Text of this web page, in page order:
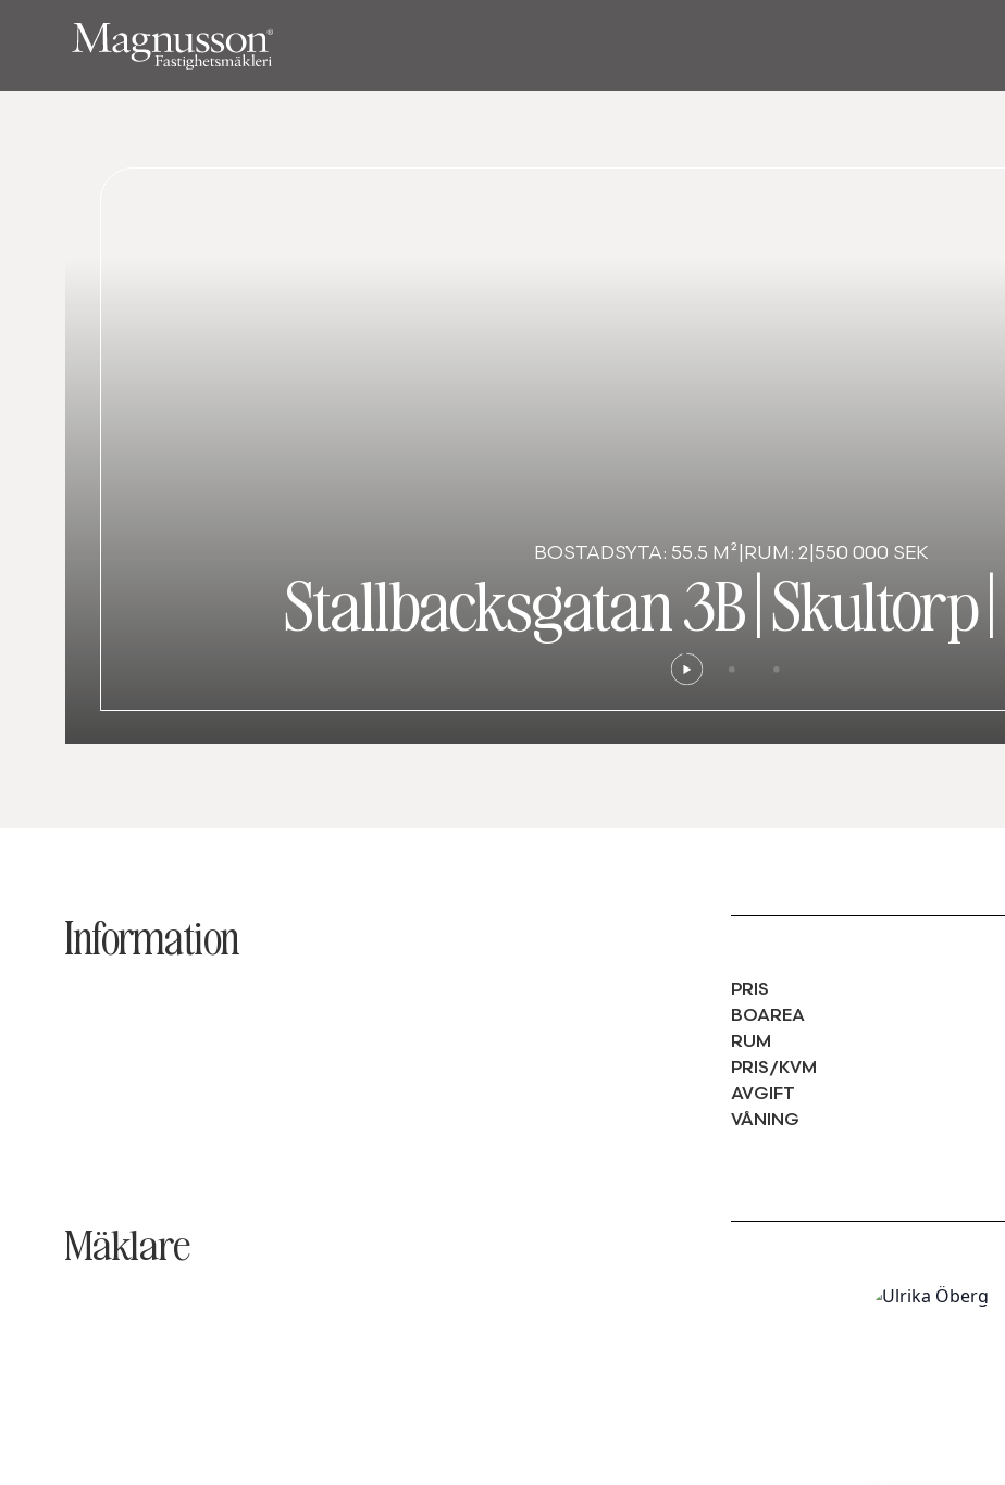
BOSTADSYTA: 55.5 M² RUM: 2 550 000 SEK
Stallbacksgatan 3B|Skultorp|
Information
PRIS
BOAREA
RUM
PRIS/KVM
AVGIFT
VÅNING
Mäklare